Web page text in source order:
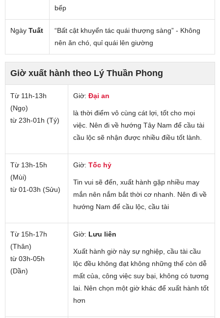
bếp
Ngày Tuất
“Bất cật khuyển tác quái thượng sàng” - Không
nên ăn chó, quỉ quái lên giường
Giờ xuất hành theo Lý Thuần Phong
Từ 11h-13h
(Ngọ)
từ 23h-01h (Tý)
Giờ: Đại an
là thời điểm vô cùng cát lợi, tốt cho mọi
việc. Nên đi về hướng Tây Nam để cầu tài
cầu lộc sẽ nhận được nhiều điều tốt lành.
Từ 13h-15h
(Mùi)
từ 01-03h (Sửu)
Giờ: Tốc hỷ
Tin vui sẽ đến, xuất hành gặp nhiều may
mắn nên nắm bắt thời cơ nhanh. Nên đi về
hướng Nam để cầu lộc, cầu tài
Từ 15h-17h
(Thân)
từ 03h-05h
(Dần)
Giờ: Lưu liên
Xuất hành giờ này sự nghiệp, cầu tài cầu
lộc đều không đạt không những thế còn dễ
mất của, công việc suy bại, không có tương
lai. Nên chọn một giờ khác để xuất hành tốt
hơn